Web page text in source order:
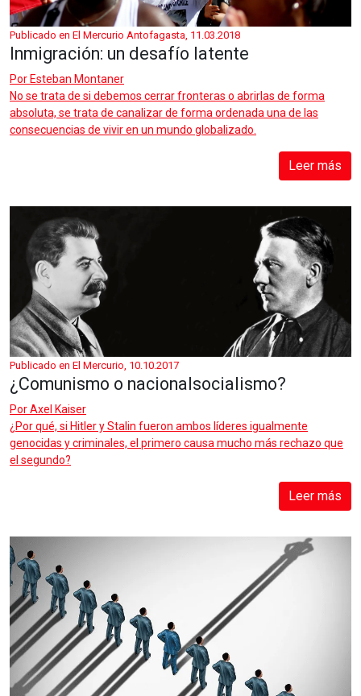
Publicado en El Mercurio Antofagasta, 11.03.2018
Inmigración: un desafío latente
Por Esteban Montaner
No se trata de si debemos cerrar fronteras o abrirlas de forma
absoluta, se trata de canalizar de forma ordenada una de las
consecuencias de vivir en un mundo globalizado.
Leer más
Publicado en El Mercurio, 10.10.2017
¿Comunismo o nacionalsocialismo?
PorAxel Kaiser
¿Por qué, si Hitler y Stalin fueron ambos líderes igualmente
genocidas y criminales, el primero causa mucho más rechazo que
el segundo?
Leer más